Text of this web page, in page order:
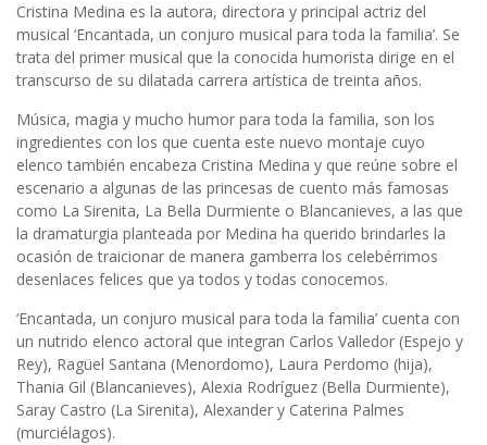
Cristina Medina es la autora, directora y principal actriz del
musical ‘Encantada, un conjuro musical para toda la familia’. Se
trata del primer musical que la conocida humorista dirige en el
transcurso de su dilatada carrera artística de treinta años.
Música, magia y mucho humor para toda la familia, son los
ingredientes con los que cuenta este nuevo montaje cuyo
elenco también encabeza Cristina Medina y que reúne sobre el
escenario a algunas de las princesas de cuento más famosas
como La Sirenita, La Bella Durmiente o Blancanieves, a las que
la dramaturgia planteada por Medina ha querido brindarles la
ocasión de traicionar de manera gamberra los celebérrimos
desenlaces felices que ya todos y todas conocemos.
‘Encantada, un conjuro musical para toda la familia’ cuenta con
un nutrido elenco actoral que integran Carlos Valledor (Espejo y
Rey), Ragüel Santana (Menordomo), Laura Perdomo (hija),
Thania Gil (Blancanieves), Alexia Rodríguez (Bella Durmiente),
Saray Castro (La Sirenita), Alexander y Caterina Palmes
(murciélagos).